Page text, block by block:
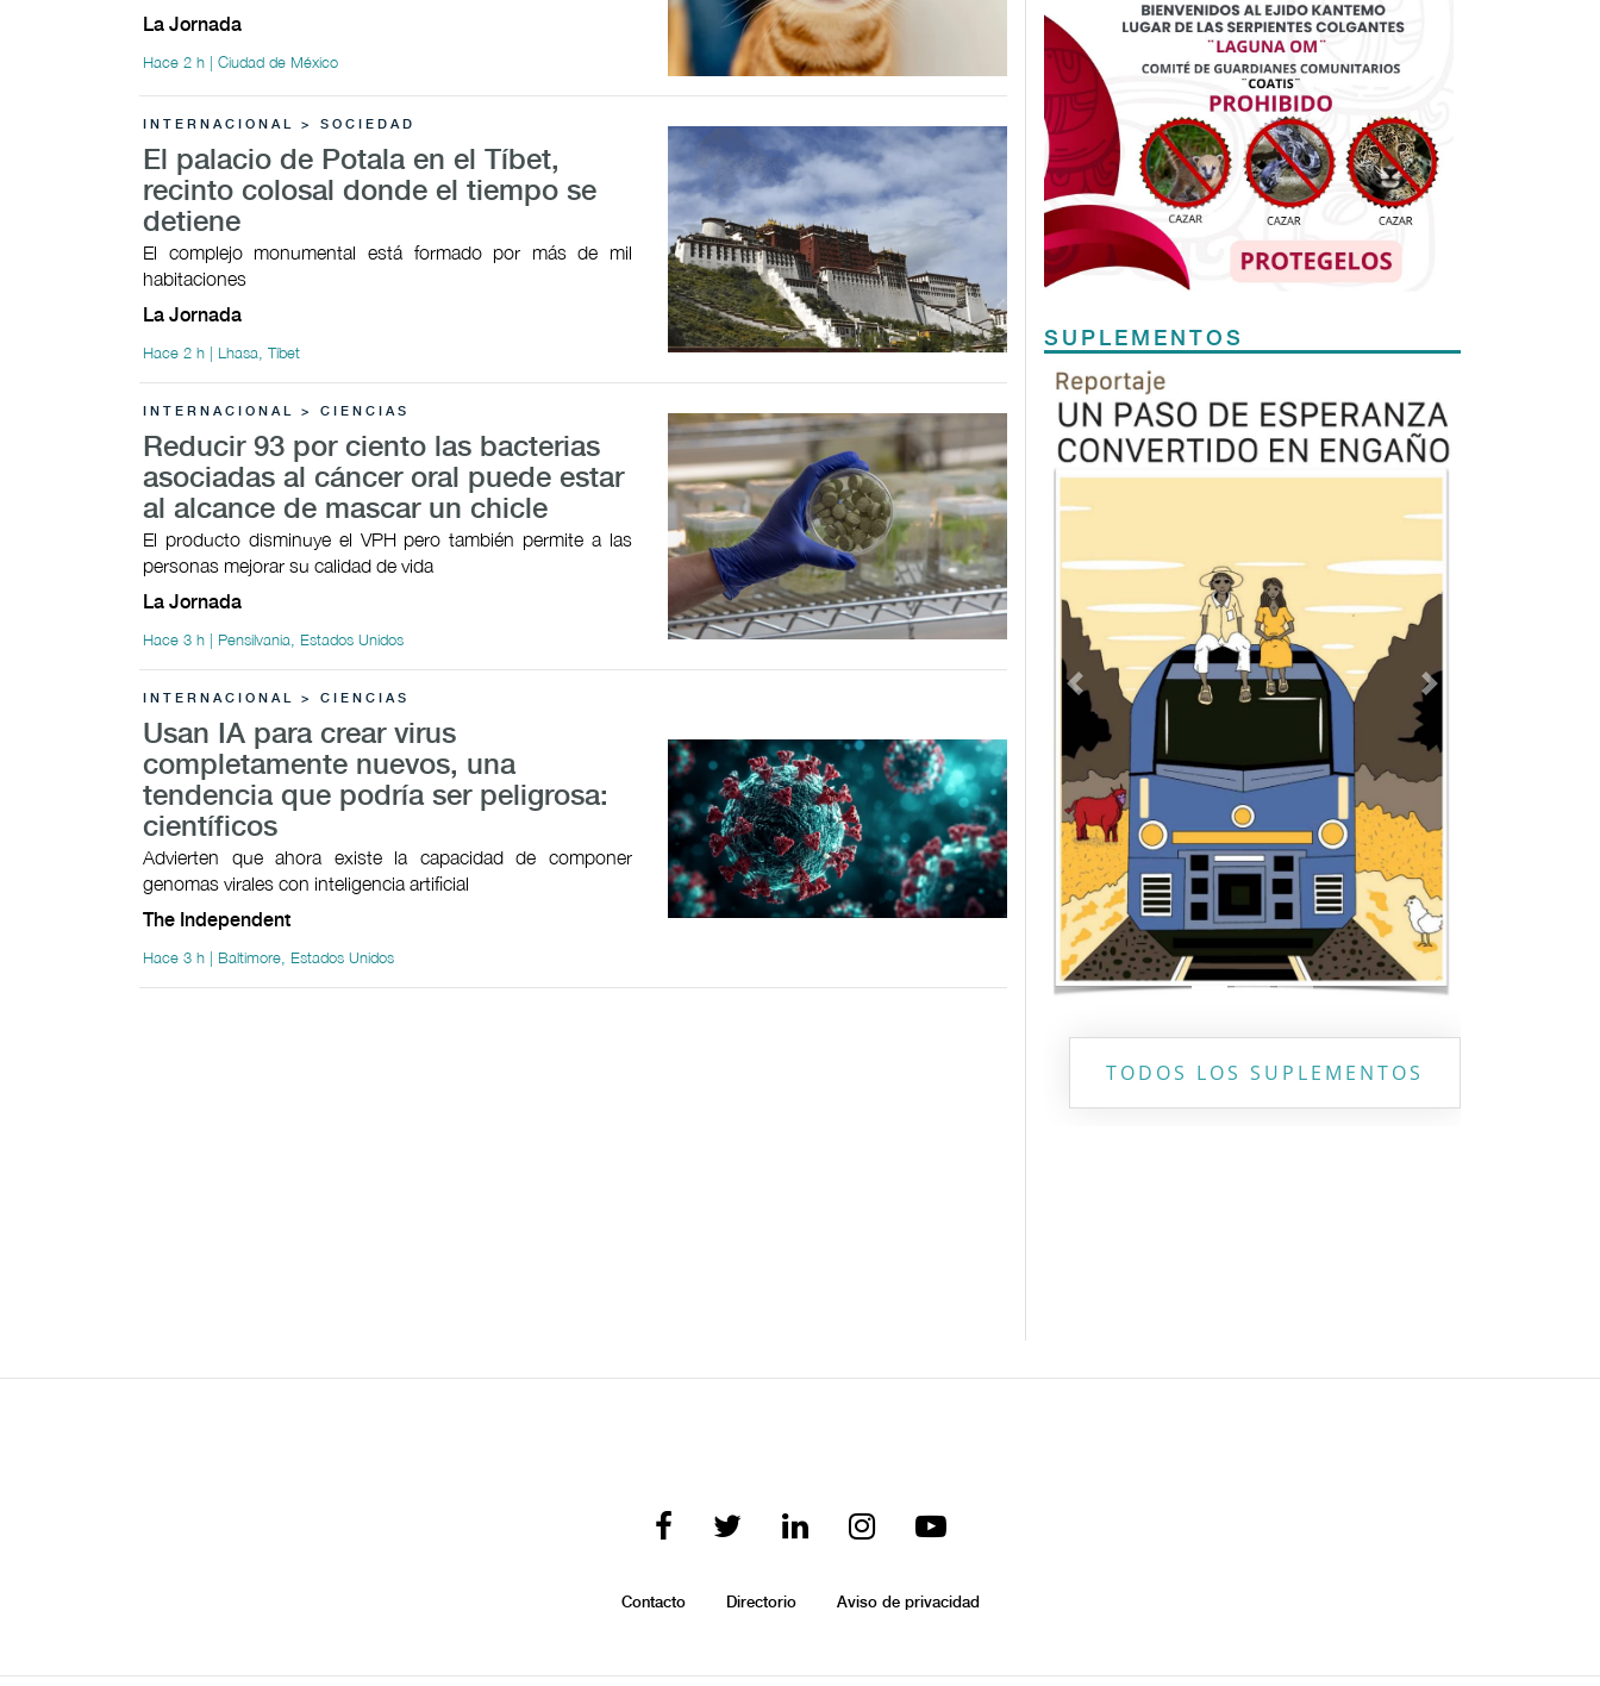
La Jornada
Hace 2 h | Ciudad de México
INTERNACIONAL > SOCIEDAD
El palacio de Potala en el Tíbet,
recinto colosal donde el tiempo se
detiene
El complejo monumental está formado por más de mil
habitaciones
La Jornada
Hace 2 h | Lhasa, Tíbet
INTERNACIONAL > CIENCIAS
Reducir 93 por ciento las bacterias
asociadas al cáncer oral puede estar
al alcance de mascar un chicle
El producto disminuye el VPH pero también permite a las
personas mejorar su calidad de vida
La Jornada
Hace 3 h | Pensilvania, Estados Unidos
INTERNACIONAL > CIENCIAS
Usan IA para crear virus
completamente nuevos, una
tendencia que podría ser peligrosa:
científicos
Advierten que ahora existe la capacidad de componer
genomas virales con inteligencia artificial
The Independent
Hace 3 h | Baltimore, Estados Unidos
SUPLEMENTOS
Previous Next
TODOS LOS SUPLEMENTOS
Contacto Directorio Aviso de privacidad